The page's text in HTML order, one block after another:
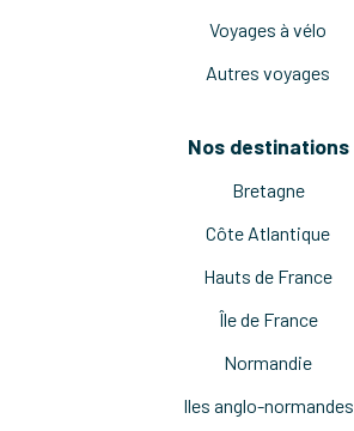
Voyages à vélo
Autres voyages
Nos destinations
Bretagne
Côte Atlantique
Hauts de France
Île de France
Normandie
Iles anglo-normandes